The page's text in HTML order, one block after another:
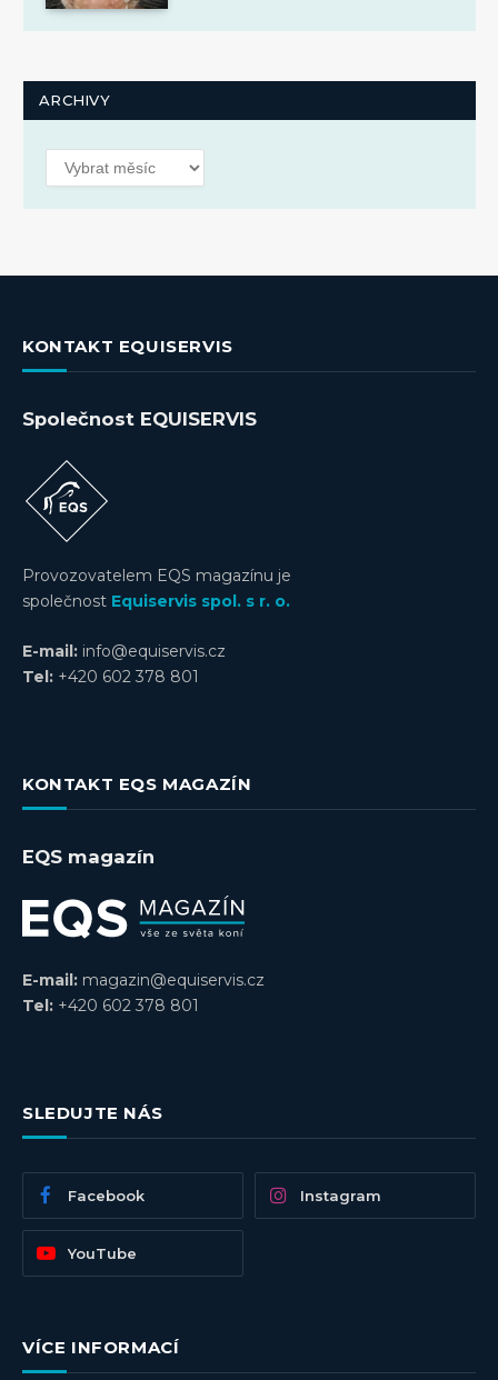
ARCHIVY
Archivy
KONTAKT EQUISERVIS
Společnost EQUISERVIS
Provozovatelem EQS magazínu je
společnost Equiservis spol. s r. o.
E-mail: info@equiservis.cz
Tel: +420 602 378 801
KONTAKT EQS MAGAZÍN
EQS magazín
E-mail: magazin@equiservis.cz
Tel: +420 602 378 801
SLEDUJTE NÁS
Facebook Instagram
YouTube
VÍCE INFORMACÍ